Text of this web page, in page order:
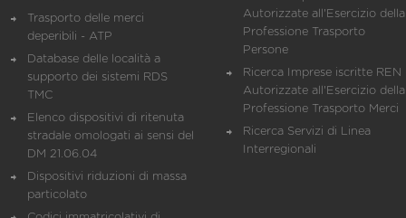
Trasporto delle merci
deperibili - ATP
Database delle località a
supporto dei sistemi RDS
TMC
Elenco dispositivi di ritenuta
stradale omologati ai sensi del
DM 21.06.04
Dispositivi riduzioni di massa
particolato
Autorizzate all'Esercizio della
Professione Trasporto
Persone
Ricerca Imprese iscritte REN
Autorizzate all'Esercizio della
Professione Trasporto Merci
Ricerca Servizi di Linea
Interregionali